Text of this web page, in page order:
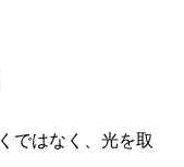
ではなく、光を取